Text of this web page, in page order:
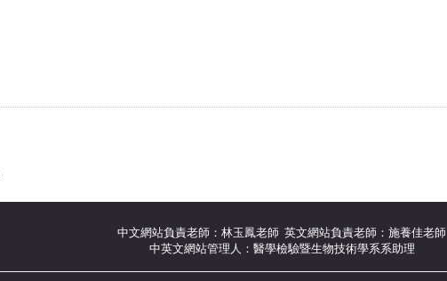
中文網站負責老師：林玉鳳老師 英文網站負責老師：施養佳老師
中英文網站管理人：醫學檢驗暨生物技術學系系助理